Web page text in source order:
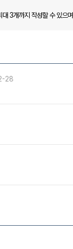
3개까지 작성할 수 있으
28